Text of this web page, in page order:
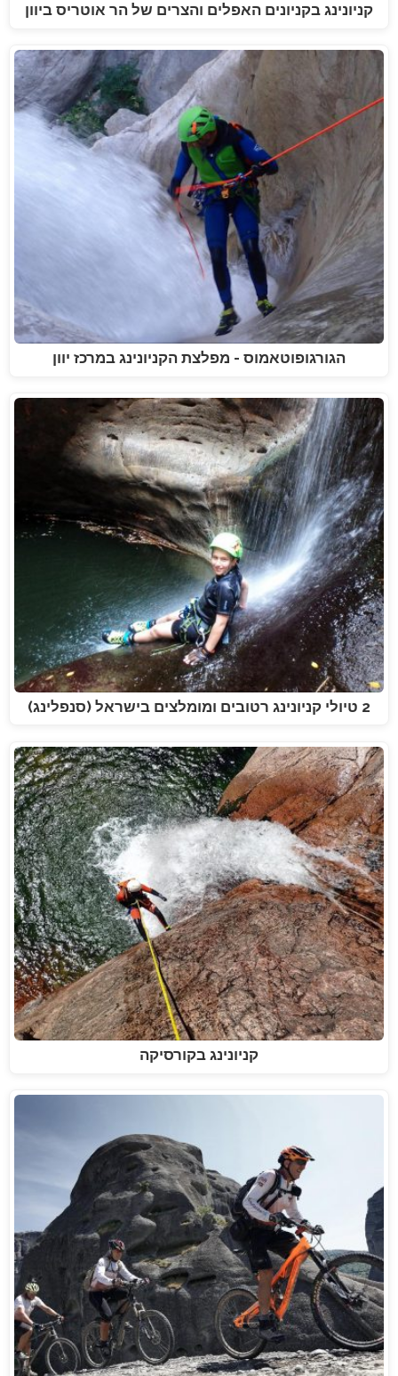
קניונינג בקניונים האפלים והצרים של הר אוטריס ביוון
הגורגופוטאמוס - מפלצת הקניונינג במרכז יוון
2 טיולי קניונינג רטובים ומומלצים בישראל (סנפלינג)
קניונינג בקורסיקה